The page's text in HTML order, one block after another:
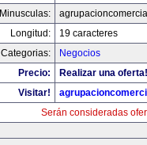
Minusculas:
Longitud:
19 caracteres
Categorias:
Negocios
Precio:
Realizar una oferta!
Visitar!
Serán consideradas